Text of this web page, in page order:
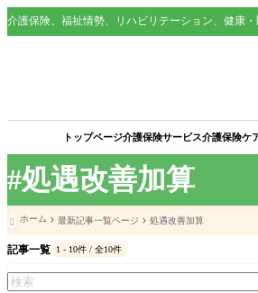
#処遇改善加算
介護保険、福祉情勢、リハビリテーション、健康
トップページ介護保険サービス介護保険ケ
 ホーム 最新記事一覧ページ 処遇改善加算
記事一覧 1 - 10件 / 全10件